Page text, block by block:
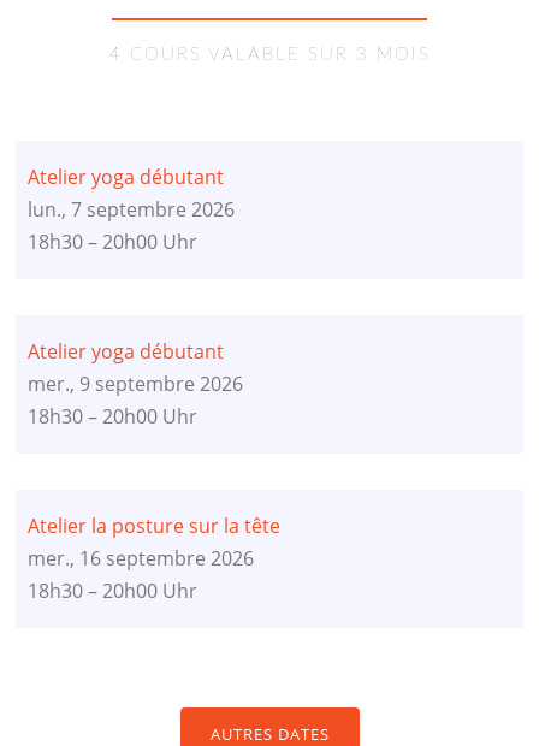
4 COURS VALABLE SUR 3 MOIS
Atelier yoga débutant
lun., 7 septembre 2026
18h30 – 20h00 Uhr
Atelier yoga débutant
mer., 9 septembre 2026
18h30 – 20h00 Uhr
Atelier la posture sur la tête
mer., 16 septembre 2026
18h30 – 20h00 Uhr
AUTRES DATES